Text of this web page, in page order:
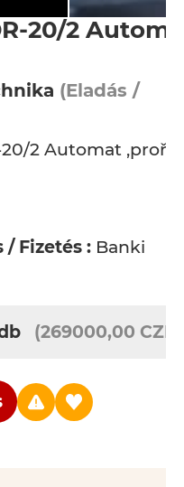
20/2
(Eladás /
20/2 Automat
/ Fizetés : Banki
(269000,00 CZK)